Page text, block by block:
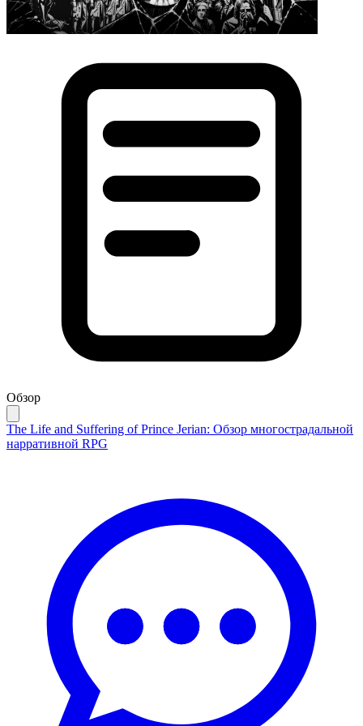
Обзор
The Life and Suffering of Prince Jerian: Обзор многострадальной
нарративной RPG